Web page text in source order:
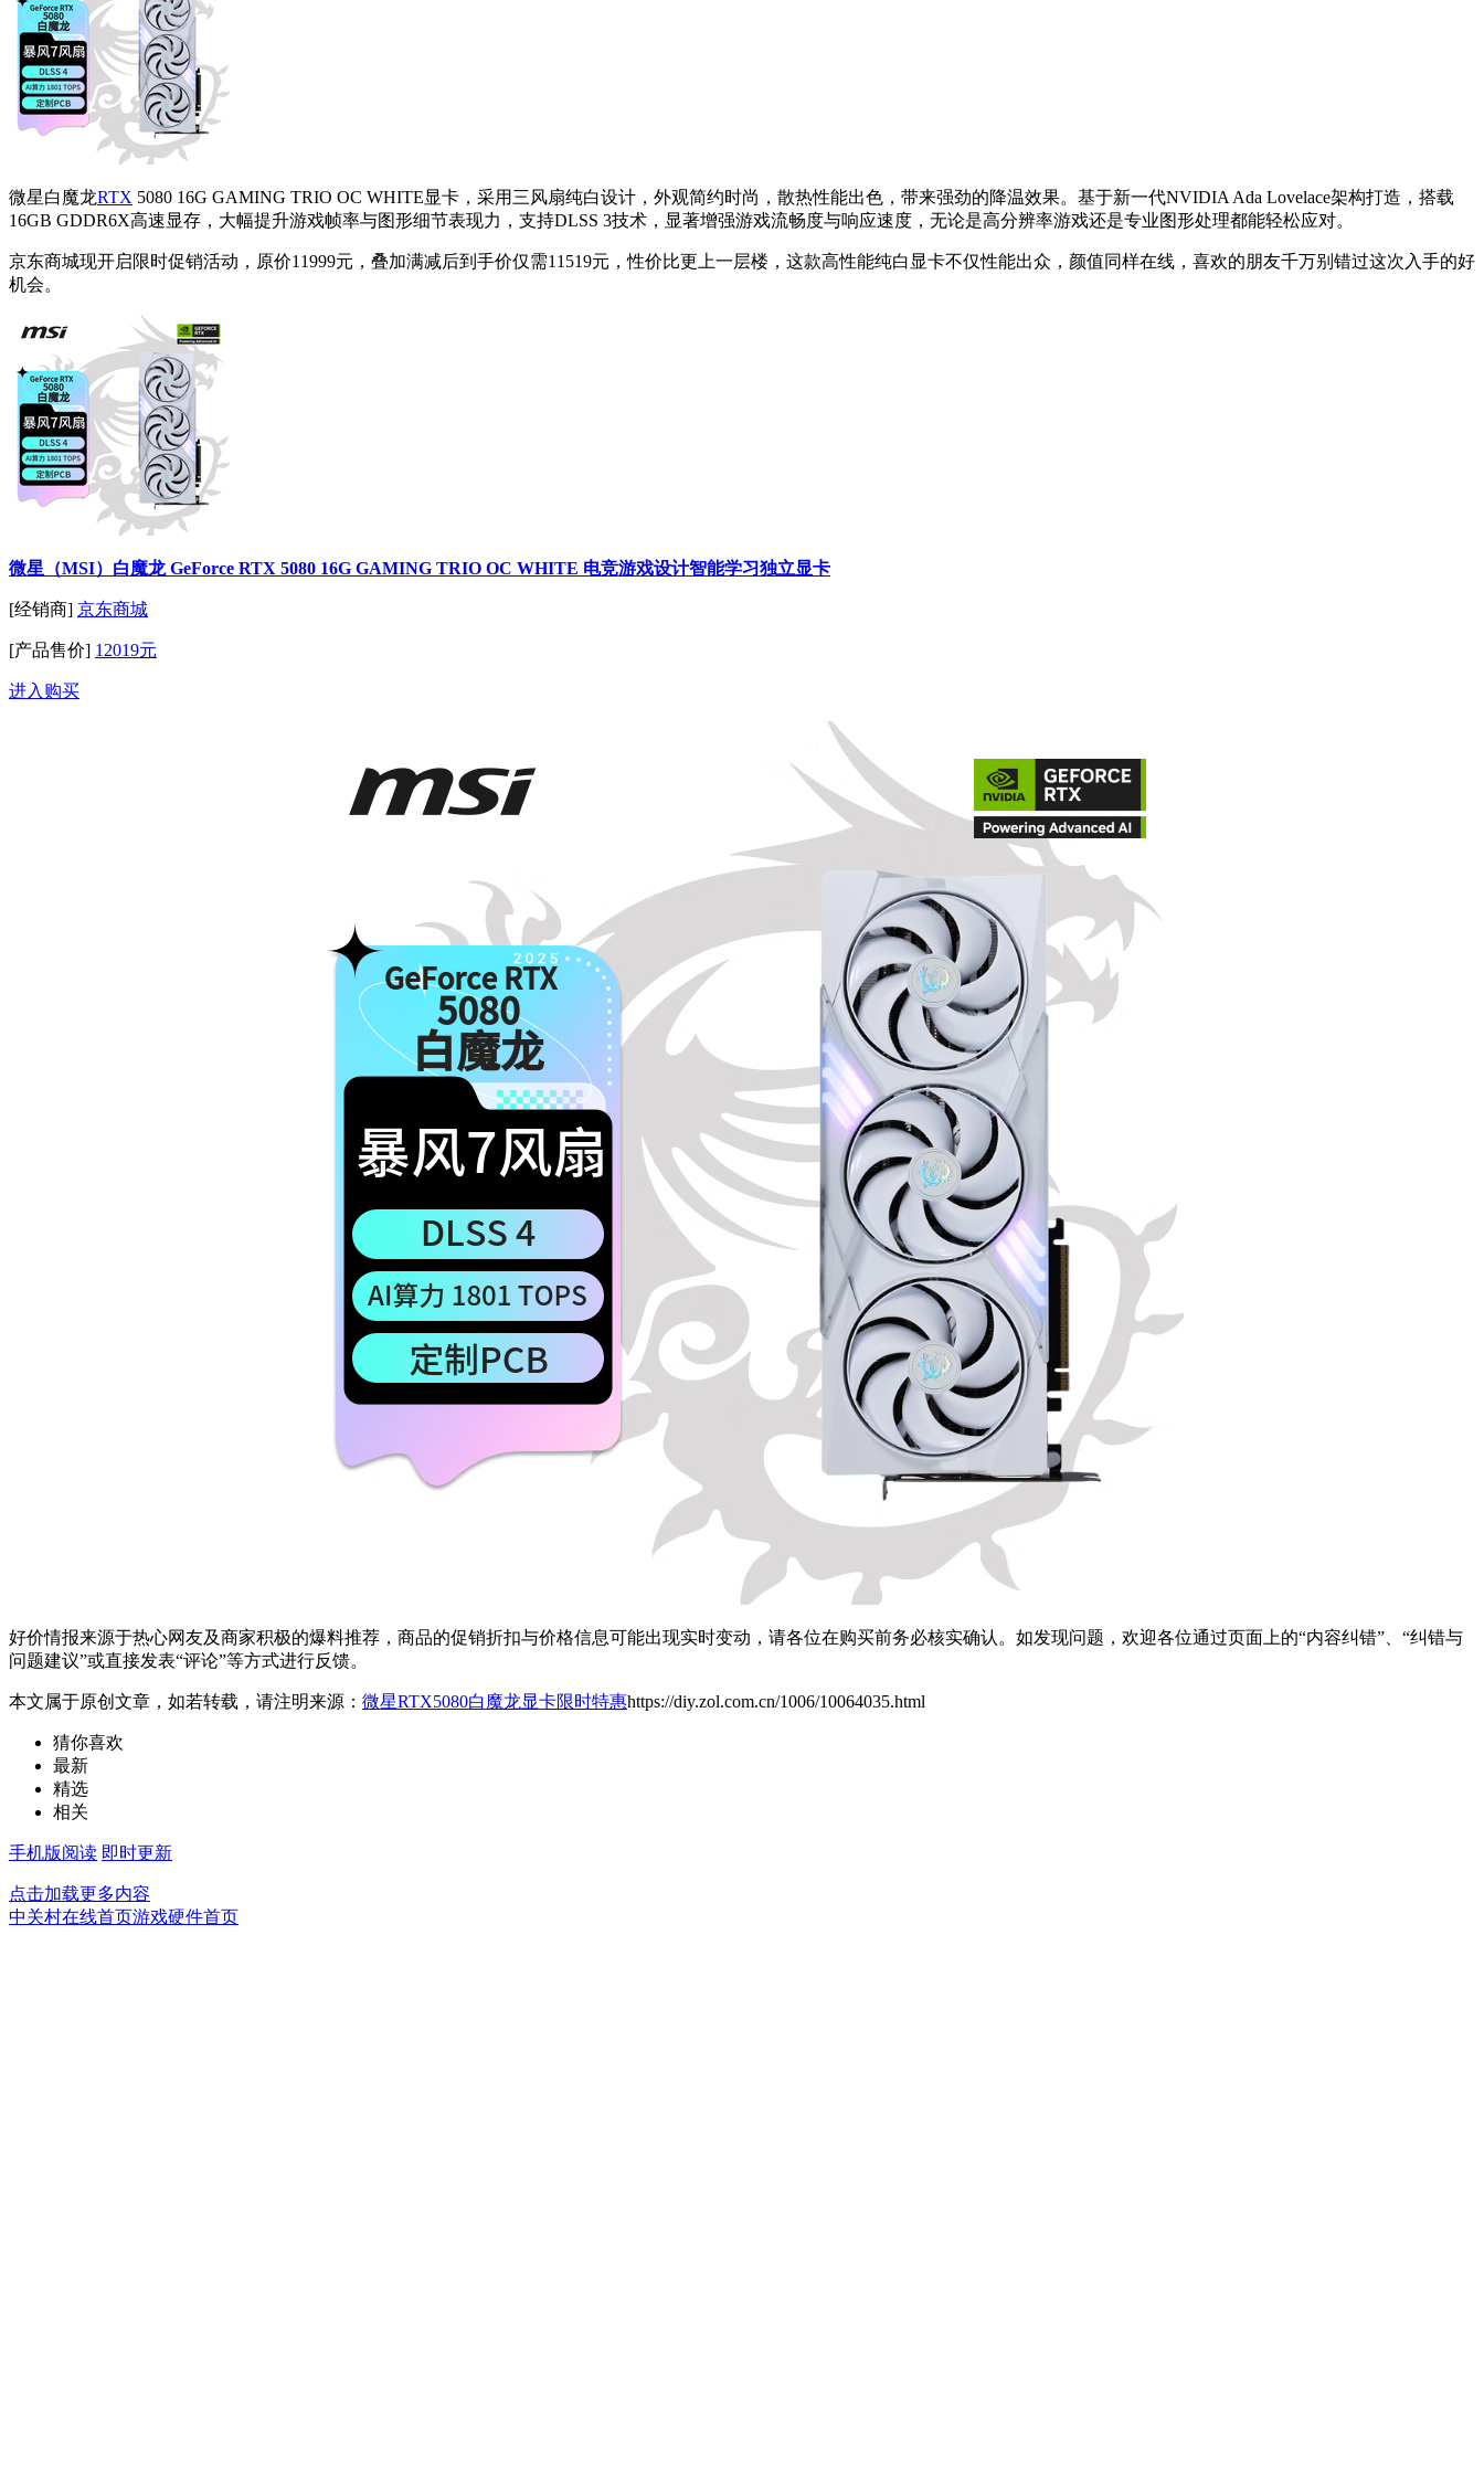
微星白魔龙RTX 5080 16G GAMING TRIO OC WHITE显卡，采用三风扇纯白设计，外观简约时尚，散热性能出色，带来强劲的降温效果。基于新一代NVIDIA Ada Lovelace架构打造，搭载
16GB GDDR6X高速显存，大幅提升游戏帧率与图形细节表现力，支持DLSS 3技术，显著增强游戏流畅度与响应速度，无论是高分辨率游戏还是专业图形处理都能轻松应对。
京东商城现开启限时促销活动，原价11999元，叠加满减后到手价仅需11519元，性价比更上一层楼，这款高性能纯白显卡不仅性能出众，颜值同样在线，喜欢的朋友千万别错过这次入手的好
机会。
微星（MSI）白魔龙 GeForce RTX 5080 16G GAMING TRIO OC WHITE 电竞游戏设计智能学习独立显卡
[经销商] 京东商城
[产品售价] 12019元
进入购买
好价情报来源于热心网友及商家积极的爆料推荐，商品的促销折扣与价格信息可能出现实时变动，请各位在购买前务必核实确认。如发现问题，欢迎各位通过页面上的“内容纠错”、“纠错与
问题建议”或直接发表“评论”等方式进行反馈。
本文属于原创文章，如若转载，请注明来源： 微星RTX5080白魔龙显卡限时特惠https://diy.zol.com.cn/1006/10064035.html
猜你喜欢
最新
精选
相关
手机版阅读 即时更新
点击加载更多内容
中关村在线首页游戏硬件首页